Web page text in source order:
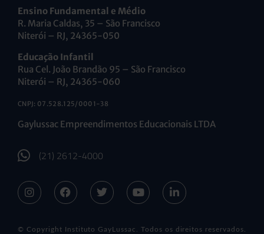
Ensino Fundamental e Médio
R. Maria Caldas, 35 – São Francisco
Niterói – RJ, 24365-050
Educação Infantil
Rua Cel. João Brandão 95 – São Francisco
Niterói – RJ, 24365-060
CNPJ: 07.528.125/0001-38
Gaylussac Empreendimentos Educacionais LTDA
(21) 2612-4000
© Copyright Instituto GayLussac. Todos os direitos reservados.